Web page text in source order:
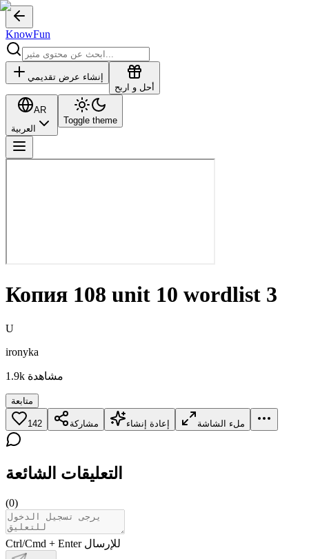
KnowFun
إنشاء عرض تقديمي
أحل و اربح
AR
العربية
Toggle theme
Копия 108 unit 10 wordlist 3
U
ironyka
1.9k مشاهدة
متابعة
142 مشاركة إعادة إنشاء ملء الشاشة
التعليقات الشائعة
(0)
Ctrl/Cmd + Enter للإرسال